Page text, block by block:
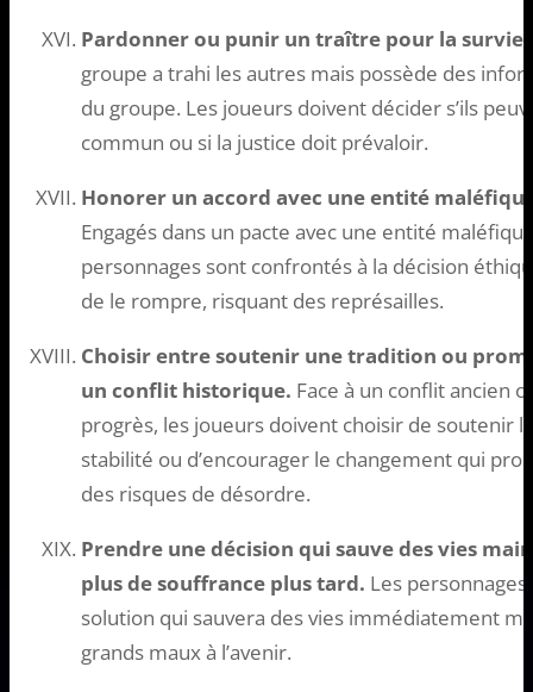
Pardonner ou punir un traître pour la survie
groupe a trahi les autres mais possède des
du groupe. Les joueurs doivent décider s’ils
commun ou si la justice doit prévaloir.
Honorer un accord avec une entité
Engagés dans un pacte avec une entité
personnages sont confrontés à la décision
de le rompre, risquant des représailles.
Choisir entre soutenir une tradition ou
un conflit historique. Face à un conflit ancien
progrès, les joueurs doivent choisir de soutenir
stabilité ou d’encourager le changement qui
des risques de désordre.
Prendre une décision qui sauve des vies
plus de souffrance plus tard. Les
solution qui sauvera des vies immédiatement
grands maux à l’avenir.